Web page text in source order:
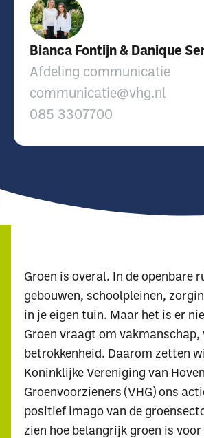
Bianca Fontijn & Danique
Afdeling communicatie
communicatie@vhg.nl
085 3307700
Groen is overal. In de openbare
gebouwen, schoolpleinen,
in je eigen tuin. Maar het is er
Groen vraagt om vakmanschap,
betrokkenheid. Daarom zetten
Koninklijke Vereniging van
Groenvoorzieners (VHG) ons
positief imago van de
zien hoe belangrijk groen is